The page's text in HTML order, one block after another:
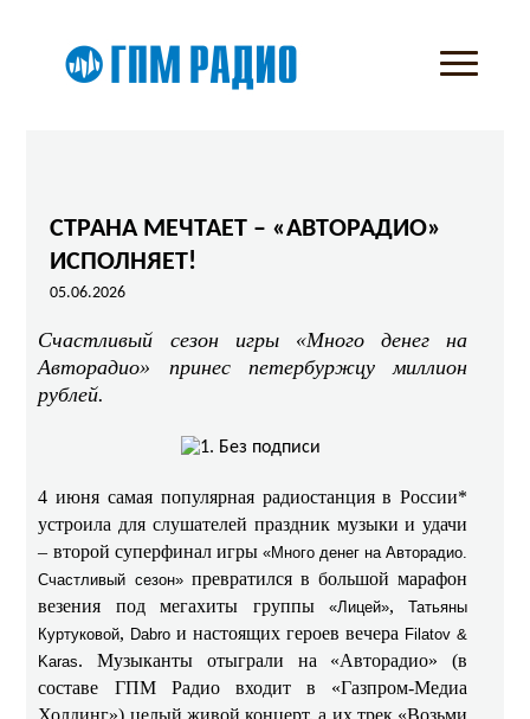
СТРАНА МЕЧТАЕТ – «АВТОРАДИО»
ИСПОЛНЯЕТ!
05.06.2026
Счастливый сезон игры «Много денег на
Авторадио» принес петербуржцу миллион
рублей.
4 июня самая популярная радиостанция в России*
устроила для слушателей праздник музыки и удачи
– второй суперфинал игры «Много денег на Авторадио.
Счастливый сезон»превратился в большой марафон
везения под мегахиты группы «Лицей»,Татьяны
Куртуковой, Dabro и настоящих героев вечера Filatov &
Karas. Музыканты отыграли на «Авторадио» (в
составе ГПМ Радио входит в «Газпром-Медиа
Холдинг») целый живой концерт, а их трек «Возьми